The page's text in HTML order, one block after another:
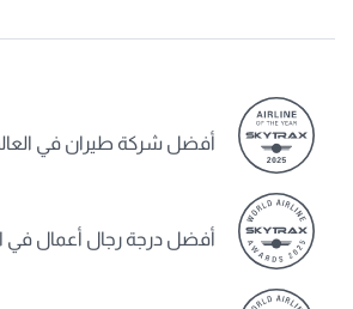
أفضل شركة طيران في
أفضل درجة رجال أعمال في